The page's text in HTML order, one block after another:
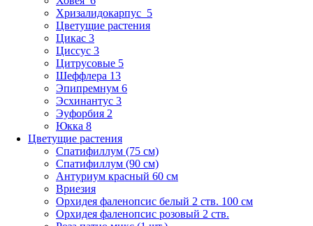
Хризалидокарпус 5
Цветущие растения
Цикас 3
Циссус 3
Цитрусовые 5
Шеффлера 13
Эпипремнум 6
Эсхинантус 3
Эуфорбия 2
Юкка 8
Цветущие растения
Спатифиллум (75 см)
Спатифиллум (90 cм)
Антуриум красный 60 см
Вриезия
Орхидея фаленопсис белый 2 ств. 100 см
Орхидея фаленопсис розовый 2 ств.